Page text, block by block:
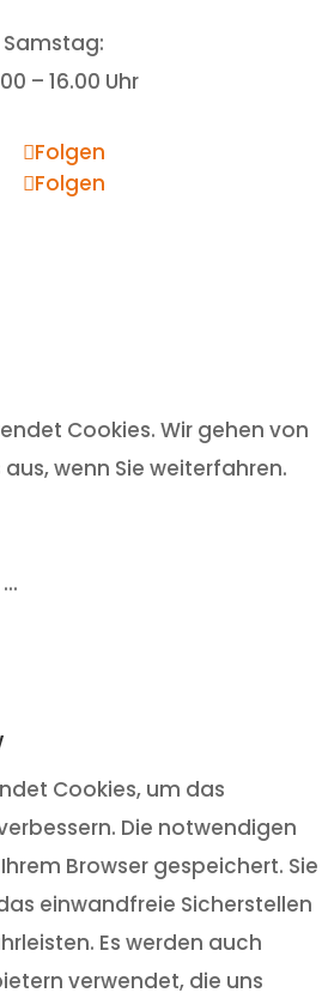
Samstag:
– 16.00 Uhr
Folgen
Folgen
Cookies. Wir gehen von
wenn Sie weiterfahren.
Cookies, um das
Die notwendigen
Browser gespeichert. Sie
einwandfreie Sicherstellen
Es werden auch
verwendet, die uns